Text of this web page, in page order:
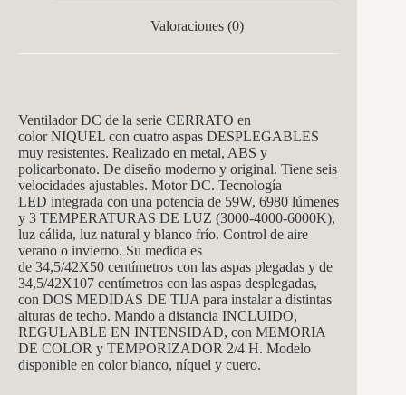
Valoraciones (0)
Ventilador DC de la serie CERRATO en
color NIQUEL con cuatro aspas DESPLEGABLES
muy resistentes. Realizado en metal, ABS y
policarbonato. De diseño moderno y original. Tiene seis
velocidades ajustables. Motor DC. Tecnología
LED integrada con una potencia de 59W, 6980 lúmenes
y 3 TEMPERATURAS DE LUZ (3000-4000-6000K),
luz cálida, luz natural y blanco frío. Control de aire
verano o invierno. Su medida es
de 34,5/42X50 centímetros con las aspas plegadas y de
34,5/42X107 centímetros con las aspas desplegadas,
con DOS MEDIDAS DE TIJA para instalar a distintas
alturas de techo. Mando a distancia INCLUIDO,
REGULABLE EN INTENSIDAD, con MEMORIA
DE COLOR y TEMPORIZADOR 2/4 H. Modelo
disponible en color blanco, níquel y cuero.